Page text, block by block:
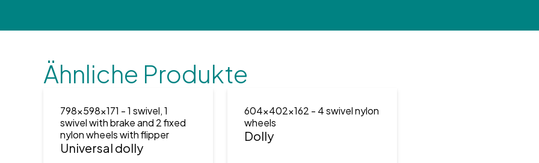
Ähnliche Produkte
798x598x171 - 1 swivel, 1
swivel with brake and 2 fixed
nylon wheels with flipper
Universal dolly
604x402x162 - 4 swivel nylon
wheels
Dolly